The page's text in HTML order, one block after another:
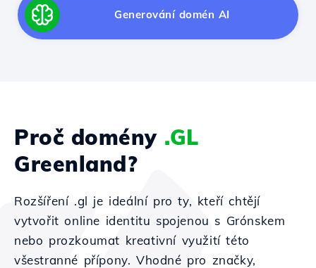
Generování domén AI
Proč domény .GL
Greenland?
Rozšíření .gl je ideální pro ty, kteří chtějí
vytvořit online identitu spojenou s Grónskem
nebo prozkoumat kreativní využití této
všestranné přípony. Vhodné pro značky,